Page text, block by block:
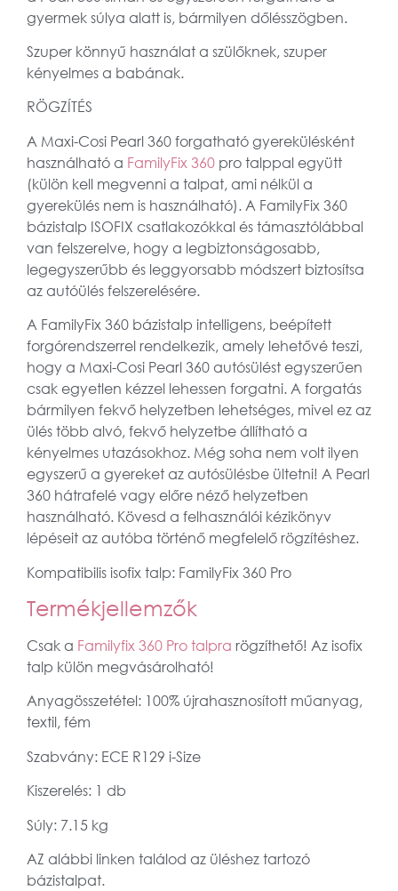
gyermek súlya alatt is, bármilyen dőlésszögben.
Szuper könnyű használat a szülőknek, szuper
kényelmes a babának.
RÖGZÍTÉS
A Maxi-Cosi Pearl 360 forgatható gyerekülésként
használható a FamilyFix 360 pro talppal együtt
(külön kell megvenni a talpat, ami nélkül a
gyerekülés nem is használható). A FamilyFix 360
bázistalp ISOFIX csatlakozókkal és támasztólábbal
van felszerelve, hogy a legbiztonságosabb,
legegyszerűbb és leggyorsabb módszert biztosítsa
az autóülés felszerelésére.
A FamilyFix 360 bázistalp intelligens, beépített
forgórendszerrel rendelkezik, amely lehetővé teszi,
hogy a Maxi-Cosi Pearl 360 autósülést egyszerűen
csak egyetlen kézzel lehessen forgatni. A forgatás
bármilyen fekvő helyzetben lehetséges, mivel ez az
ülés több alvó, fekvő helyzetbe állítható a
kényelmes utazásokhoz. Még soha nem volt ilyen
egyszerű a gyereket az autósülésbe ültetni! A Pearl
360 hátrafelé vagy előre néző helyzetben
használható. Kövesd a felhasználói kézikönyv
lépéseit az autóba történő megfelelő rögzítéshez.
Kompatibilis isofix talp: FamilyFix 360 Pro
Termékjellemzők
Csak a Familyfix 360 Pro talpra rögzíthető! Az isofix
talp külön megvásárolható!
Anyagösszetétel: 100% újrahasznosított műanyag,
textil, fém
Szabvány: ECE R129 i-Size
Kiszerelés: 1 db
Súly: 7.15 kg
AZ alábbi linken találod az üléshez tartozó
bázistalpat.